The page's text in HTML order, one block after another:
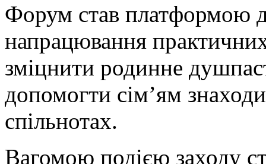
Форум став платформою
напрацювання
зміцнити родинне
допомогти сім’ям
спільнотах.
Вагомою подією заходу